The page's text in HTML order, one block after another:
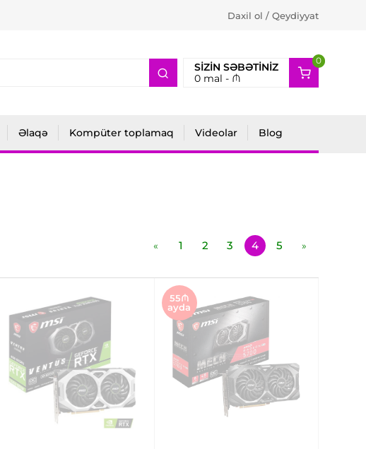
Daxil ol / Qeydiyyat
SIZIN SƏBƏTINIZ
0mal - ₼
0
2
Əlaqə Kompüter toplamaq Videolar Blog
« 1 2 3 4 5 »
55₼
ayda